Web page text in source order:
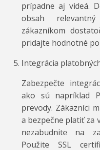
prípadne aj videá.
obsah
zákazníkom
pridajte hodnotné
Integrácia
Zabezpečte
ako sú napríklad
prevody. Zákazníci
a bezpečne platiť za
nezabudnite na
Použite SSL